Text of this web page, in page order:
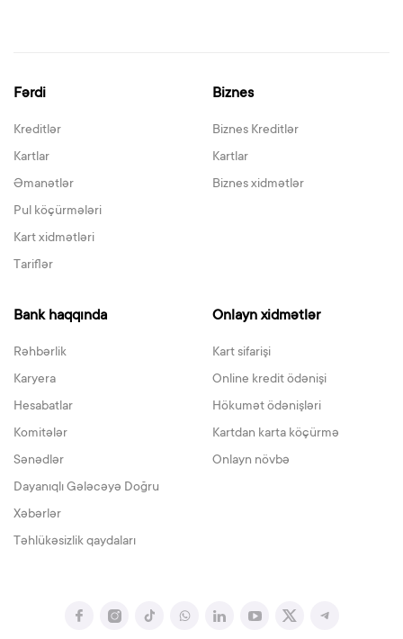
Fərdi
Kreditlər
Kartlar
Əmanətlər
Pul köçürmələri
Kart xidmətləri
Tariflər
Biznes
Biznes Kreditlər
Kartlar
Biznes xidmətlər
Bank haqqında
Rəhbərlik
Karyera
Hesabatlar
Komitələr
Sənədlər
Dayanıqlı Gələcəyə Doğru
Xəbərlər
Təhlükəsizlik qaydaları
Onlayn xidmətlər
Kart sifarişi
Online kredit ödənişi
Hökumət ödənişləri
Kartdan karta köçürmə
Onlayn növbə